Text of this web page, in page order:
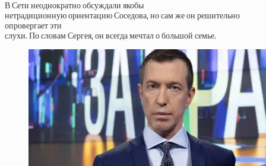
В Сети неоднократно обсуждали якобы
нетрадиционную ориентацию Соседова, но сам же он решительно
опровергает эти
слухи. По словам Сергея, он всегда мечтал о большой семье.